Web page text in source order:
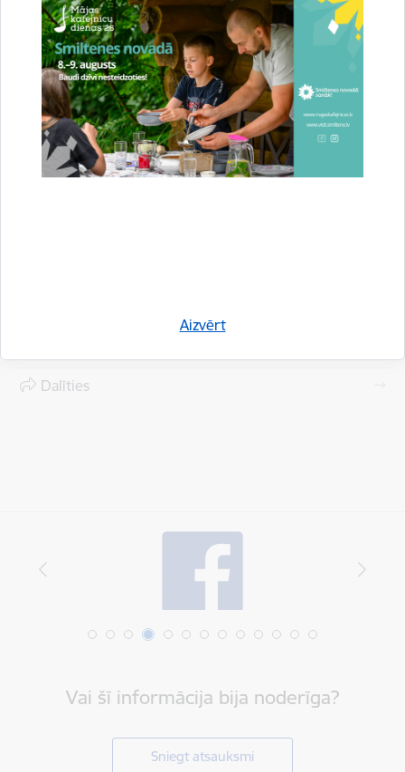
Aizvērt
Aptauja par 2015.gadu
Aptauja par 2014.gadu
Aptauja par 2013.gadu
Dalīties
Vai šī informācija bija noderīga?
Sniegt atsauksmi